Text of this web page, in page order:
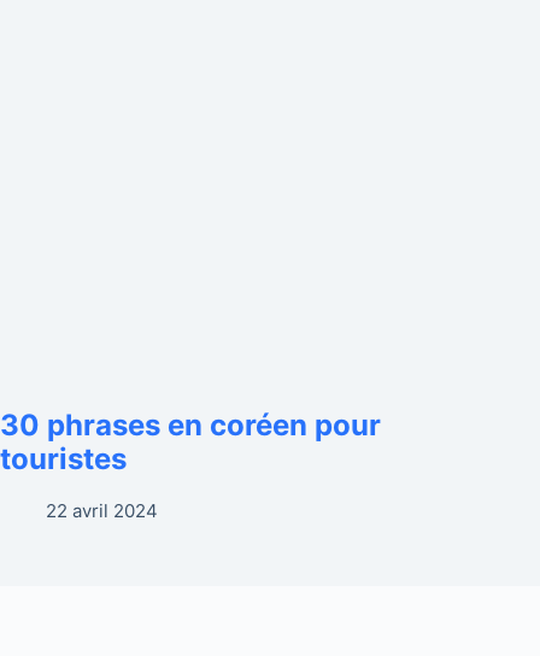
30 phrases en coréen pour
touristes
22 avril 2024